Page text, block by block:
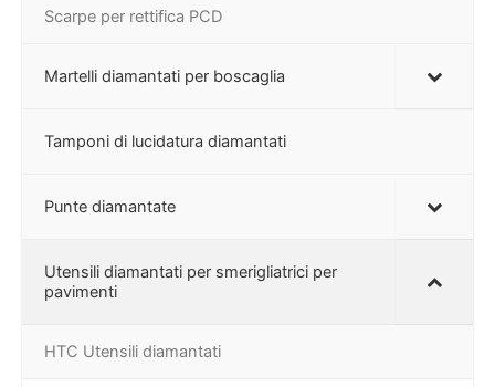
Scarpe per rettifica PCD
Martelli diamantati per boscaglia
Tamponi di lucidatura diamantati
Punte diamantate
Utensili diamantati per smerigliatrici per
pavimenti
HTC Utensili diamantati